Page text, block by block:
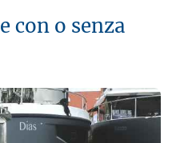
con o senza